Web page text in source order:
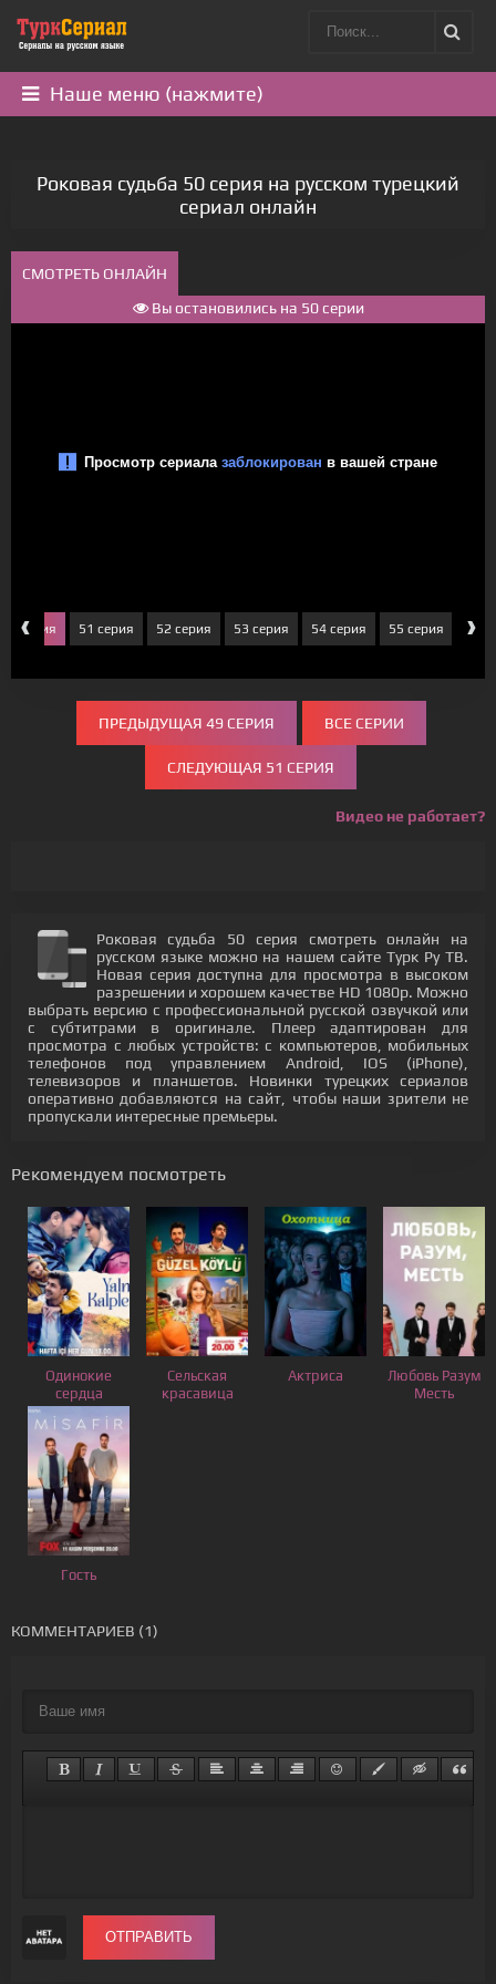
Наше меню (нажмите)
Роковая судьба 50 серия на русском турецкий
сериал онлайн
СМОТРЕТЬ ОНЛАЙН
Вы остановились на 50 серии
‹
50 серия 51 серия 52 серия 53 серия 54 серия 55 серия 56
›
ПРЕДЫДУЩАЯ 49 СЕРИЯ ВСЕ СЕРИИ
СЛЕДУЮЩАЯ 51 СЕРИЯ
Видео не работает?
Роковая судьба 50 серия смотреть онлайн на
русском языке можно на нашем сайте Турк Ру ТВ.
Новая серия доступна для просмотра в высоком
разрешении и хорошем качестве HD 1080p. Можно
выбрать версию с профессиональной русской озвучкой или
с субтитрами в оригинале. Плеер адаптирован для
просмотра с любых устройств: с компьютеров, мобильных
телефонов под управлением Android, IOS (iPhone),
телевизоров и планшетов. Новинки турецких сериалов
оперативно добавляются на сайт, чтобы наши зрители не
пропускали интересные премьеры.
Рекомендуем посмотреть
Одинокие
сердца
Сельская
красавица
Актриса
Любовь Разум
Месть
Гость
КОММЕНТАРИЕВ (1)
ОТПРАВИТЬ